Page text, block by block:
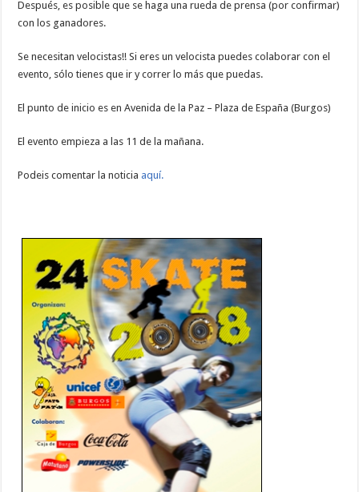
Después, es posible que se haga una rueda de prensa (por confirmar)
con los ganadores.
Se necesitan velocistas!! Si eres un velocista puedes colaborar con el
evento, sólo tienes que ir y correr lo más que puedas.
El punto de inicio es en Avenida de la Paz – Plaza de España (Burgos)
El evento empieza a las 11 de la mañana.
Podeis comentar la noticia aquí.